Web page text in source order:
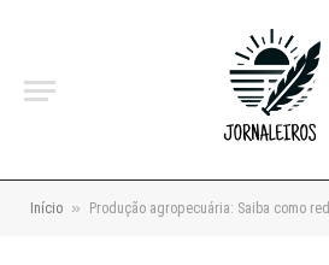
Início » Produção agropecuária: Saiba como reduzir